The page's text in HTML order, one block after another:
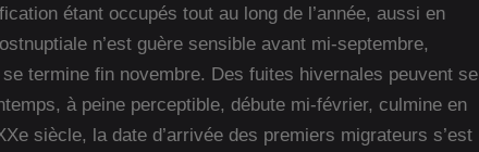
étant occupés tout au long de l’année, aussi en
n’est guère sensible avant mi-septembre,
termine fin novembre. Des fuites hivernales peuvent se
à peine perceptible, débute mi-février, culmine en
siècle, la date d’arrivée des premiers migrateurs s’est